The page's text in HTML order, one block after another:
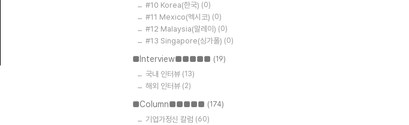
#10 Korea(한국) (0)
#11 Mexico(멕시코) (0)
#12 Malaysia(말레이) (0)
#13 Singapore(싱가폴) (0)
■Interview■■■■■ (19)
국내 인터뷰 (13)
해외 인터뷰 (2)
■Column■■■■■ (174)
기업가정신 칼럼 (60)